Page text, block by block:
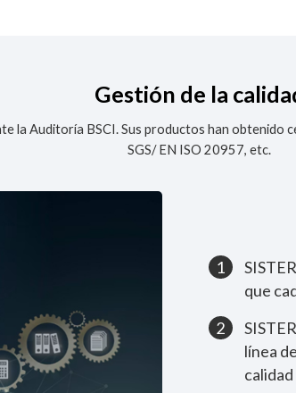
Gestión de la
la Auditoría BSCI. Sus productos han obtenido
SGS/ EN ISO 20957, etc.
1
que
2
línea